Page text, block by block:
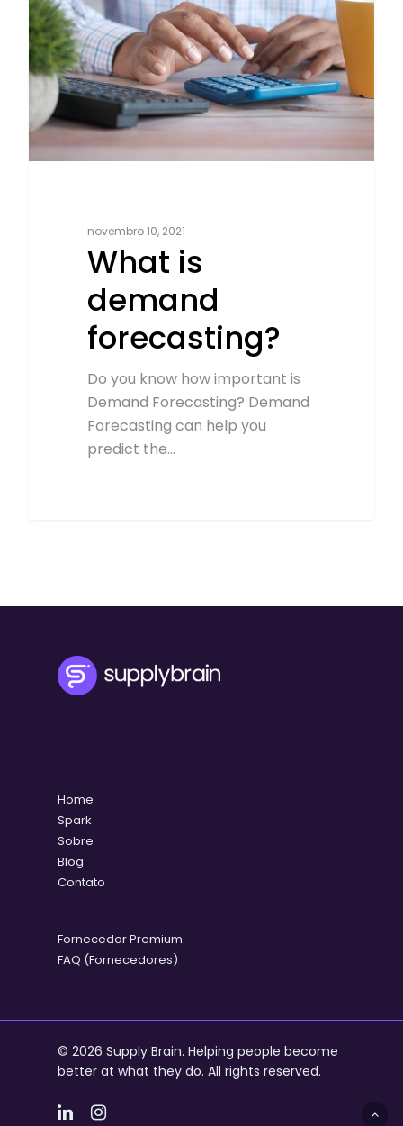
novembro 10, 2021
What is
demand
forecasting?
Do you know how important is
Demand Forecasting? Demand
Forecasting can help you
predict the…
Home
Spark
Sobre
Blog
Contato
Fornecedor Premium
FAQ (Fornecedores)
© 2026 Supply Brain. Helping people become
better at what they do. All rights reserved.